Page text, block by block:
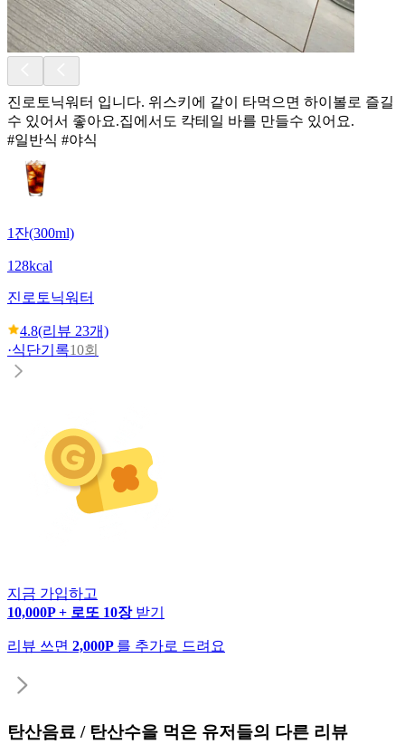
진로토닉워터 입니다. 위스키에 같이 타먹으면 하이볼로 즐길
수 있어서 좋아요.집에서도 칵테일 바를 만들수 있어요.
#일반식 #야식
1잔(300ml)
128kcal
진로 토닉워터
4.8(리뷰 23개)
·식단기록10회
지금 가입하고
10,000P + 로또 10장 받기
리뷰 쓰면 2,000P 를 추가로 드려요
탄산음료 / 탄산수을 먹은 유저들의 다른 리뷰